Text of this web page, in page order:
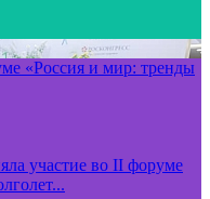
«Россия и мир: тренды
участие во II форуме